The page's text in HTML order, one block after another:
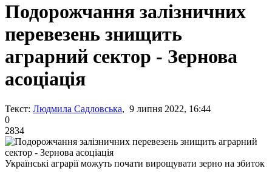
Подорожчання залізничних
перевезень знищить
аграрний сектор - Зернова
асоціація
Текст: Людмила Садловська, 9 липня 2022, 16:44
0
2834
Українські аграрії можуть почати вирощувати зерно на збиток